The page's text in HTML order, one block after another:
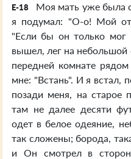
E-18
Моя мать уже была
я подумал: "О-о! Мой
"Если бы он только мог
вышел, лег на
передней комнате
мне: "Встань". И я встал,
позади меня, на старое
там не далее десяти
одет в белое одеяние,
так сложены; борода,
и Он смотрел в